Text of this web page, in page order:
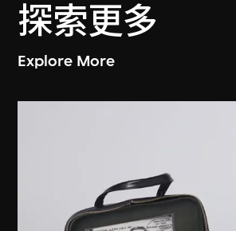
探索更多
Explore More